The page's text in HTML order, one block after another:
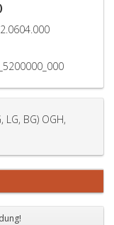
BG) OGH,